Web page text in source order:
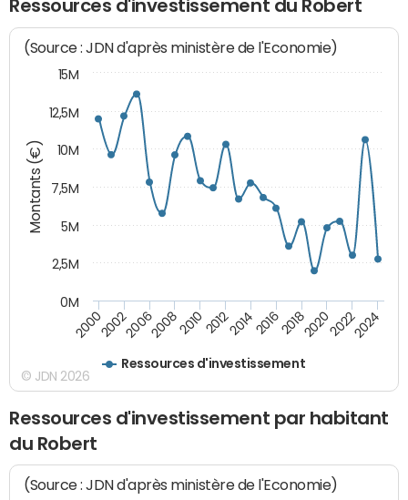
Ressources d'investissement du Robert
Montants (€)
(Source : JDN d'après ministère de l'Economie)
Ressources d'investissement
200020022006200820102012201420162018202020222024
0M
2,5M
5M
7,5M
10M
12,5M
15M
© JDN 2026
Ressources d'investissement par habitant
du Robert
(Source : JDN d'après ministère de l'Economie)